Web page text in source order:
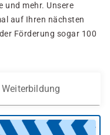
und mehr. Unsere
auf Ihren nächsten
Förderung sogar 100